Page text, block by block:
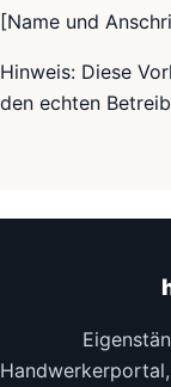
[Name und
Hinweis: Diese
den echten